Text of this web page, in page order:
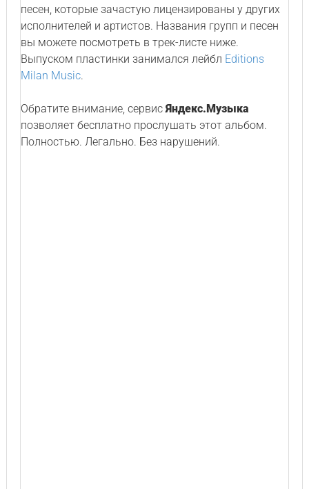
песен, которые зачастую лицензированы у других
исполнителей и артистов. Названия групп и песен
вы можете посмотреть в трек-листе ниже.
Выпуском пластинки занимался лейбл Editions
Milan Music.
Обратите внимание, сервисЯндекс.Музыка
позволяет бесплатно прослушать этот альбом.
Полностью. Легально. Без нарушений.